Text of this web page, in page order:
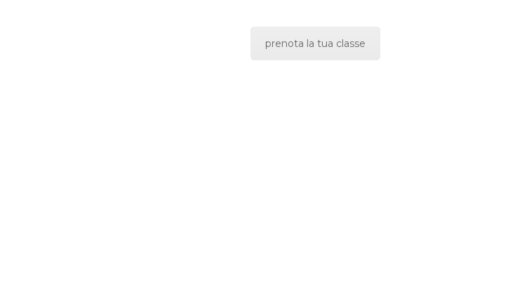
prenota la tua classe